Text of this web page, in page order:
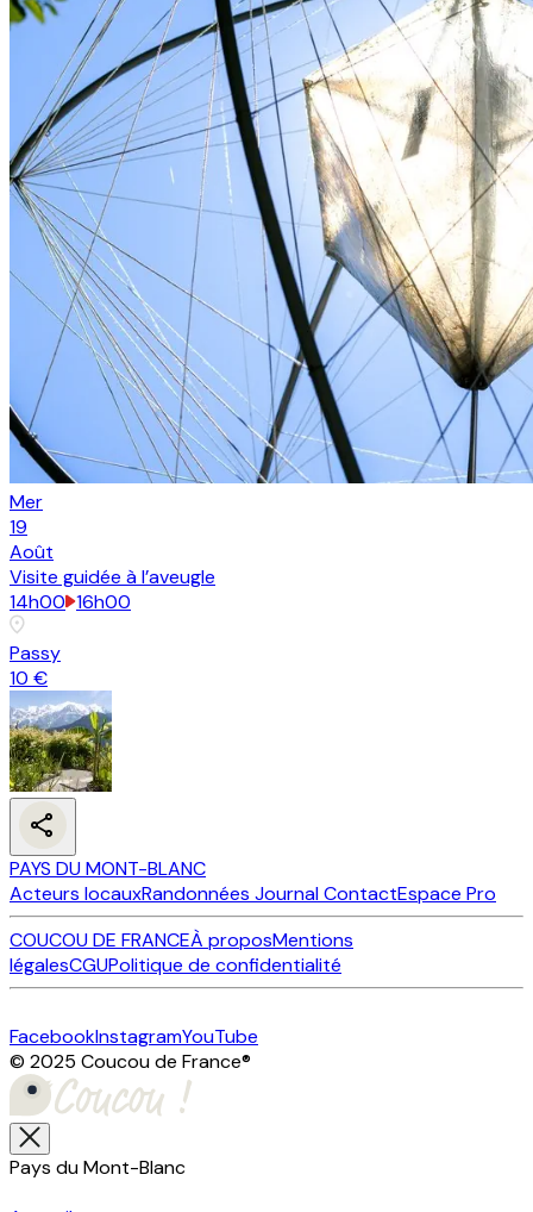
Mer
19
Août
Visite guidée à l’aveugle
14h00 16h00
Passy
10 €
PAYS DU MONT-BLANC
Acteurs locauxRandonnées JournalContactEspace Pro
COUCOU DE FRANCEÀ proposMentions
légalesCGUPolitique de confidentialité
FacebookInstagramYouTube
© 2025 Coucou de France®
Pays du Mont-Blanc